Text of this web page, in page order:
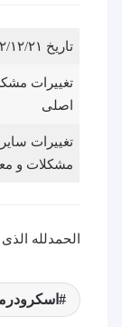
تاریخ ۹۲/۱۲/۲۱
تغییرات
اصلی
تغییرات سایر
مشکلات و
الحمدلله الذی و اذا مرضت